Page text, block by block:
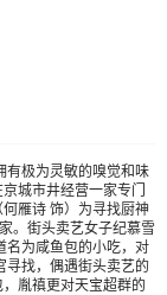
有极为灵敏的嗅觉和味
城市井经营一家专门
雁诗 饰）为寻找厨神
。街头卖艺女子纪慕雪
名为咸鱼包的小吃，对
寻找，偶遇街头卖艺的
胤禛更对天宝超群的